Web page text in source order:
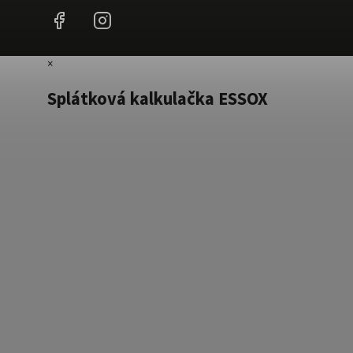
Facebook
×
Splátková kalkulačka ESSOX